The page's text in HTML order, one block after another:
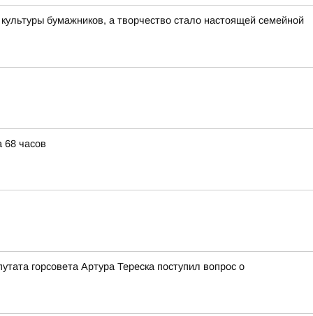
бумажников, а творчество стало настоящей семейной
68 часов
горсовета Артура Тереска поступил вопрос о